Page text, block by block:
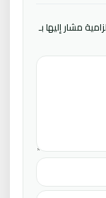
مشار إليها بـ